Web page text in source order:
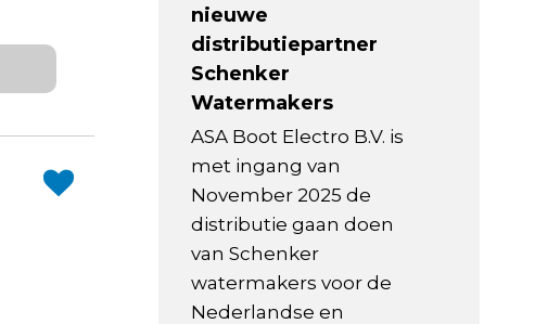
nieuwe
distributiepartner
Schenker
Watermakers
ASA Boot Electro B.V. is
met ingang van
November 2025 de
distributie gaan doen
van Schenker
watermakers voor de
Nederlandse en